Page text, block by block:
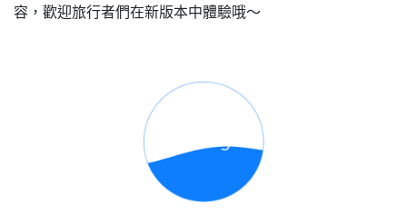
容，歡迎旅行者們在新版本中體驗哦～